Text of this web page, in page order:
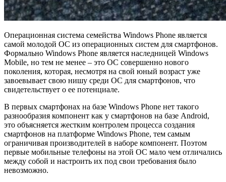
Операционная система семейства Windows Phone является
самой молодой ОС из операционных систем для смартфонов.
Формально Windows Phone является наследницей Windows
Mobile, но тем не менее – это ОС совершенно нового
поколения, которая, несмотря на свой юный возраст уже
завоевывает свою нишу среди ОС для смартфонов, что
свидетельствует о ее потенциале.
В первых смартфонах на базе Windows Phone нет такого
разнообразия компонент как у смартфонов на базе Android,
это объясняется жестким контролем процесса создания
смартфонов на платформе Windows Phone, тем самым
ограничивая производителей в наборе компонент. Поэтом
первые мобильные телефоны на этой ОС мало чем отличались
между собой и настроить их под свои требования было
невозможно.